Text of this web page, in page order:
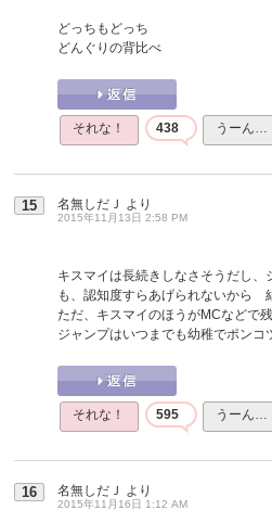
どっちもどっち
どんぐりの背比べ
それな！ 438 うーん…
15 名無しだＪ より
2015年11月13日 2:58 PM
キスマイは長続きしなさそうだし
も、認知度すらあげられないから
ただ、キスマイのほうがMCなどで
ジャンプはいつまでも幼稚でポンコ
それな！ 595 うーん…
16 名無しだＪ より
2015年11月16日 1:12 AM